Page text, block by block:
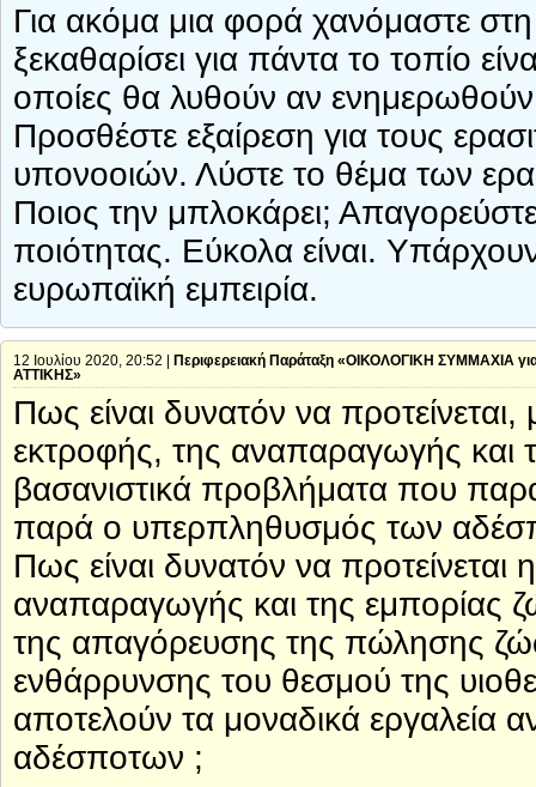
Για ακόμα μια φορά χανόμαστε
ξεκαθαρίσει για πάντα το τοπίο
οποίες θα λυθούν αν
Προσθέστε εξαίρεση για τους
υπονοοιών. Λύστε το θέμα των
Ποιος την μπλοκάρει;
ποιότητας. Εύκολα είναι.
ευρωπαϊκή εμπειρία.
12 Ιουλίου 2020, 20:52 |
Περιφερειακή Παράταξη «ΟΙΚΟΛΟΓΙΚΗ ΣΥΜΜΑΧΙΑ
ΑΤΤΙΚΗΣ»
Πως είναι δυνατόν να
εκτροφής, της αναπαραγωγής και
βασανιστικά προβλήματα που
παρά ο υπερπληθυσμός των
Πως είναι δυνατόν να
αναπαραγωγής και της εμπορίας
της απαγόρευσης της πώλησης
ενθάρρυνσης του θεσμού της
αποτελούν τα μοναδικά εργαλεία
αδέσποτων ;